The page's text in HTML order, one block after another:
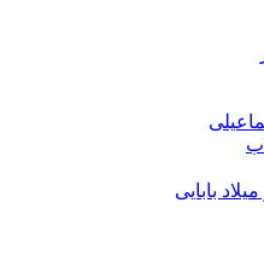
بابایی